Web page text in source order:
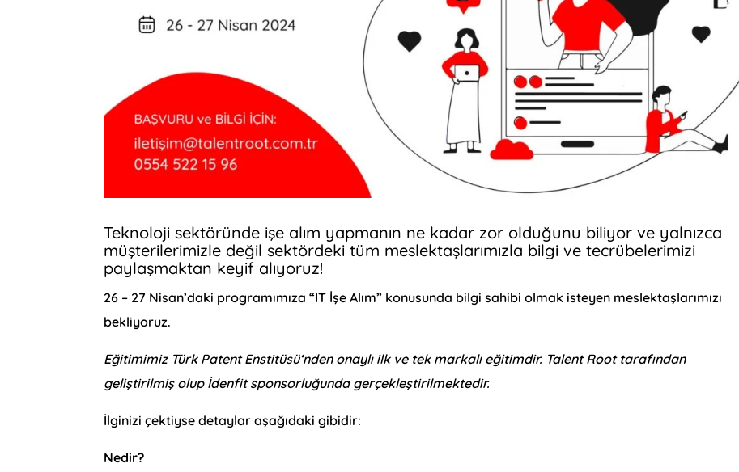
Teknoloji sektöründe işe alım yapmanın ne kadar zor olduğunu biliyor ve yalnızca
müşterilerimizle değil sektördeki tüm meslektaşlarımızla bilgi ve tecrübelerimizi
paylaşmaktan keyif alıyoruz!
26 – 27 Nisan’daki programımıza “IT İşe Alım” konusunda bilgi sahibi olmak isteyen meslektaşlarımızı
bekliyoruz.
Eğitimimiz Türk Patent Enstitüsü‘nden onaylı ilk ve tek markalı eğitimdir. Talent Root tarafından
geliştirilmiş olup İdenfit sponsorluğunda gerçekleştirilmektedir.
İlginizi çektiyse detaylar aşağıdaki gibidir:
Nedir?